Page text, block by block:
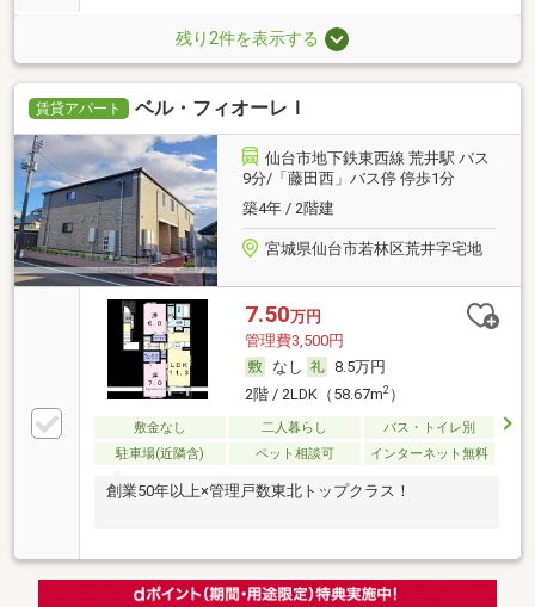
残り2件を表示する
賃貸アパート ベル・フィオーレＩ
仙台市地下鉄東西線 荒井駅 バス
9分/「藤田西」バス停 停歩1分
築4年 / 2階建
宮城県仙台市若林区荒井字宅地
7.50万円
管理費3,500円
なし
8.5万円
2階 / 2LDK（58.67m2）
敷金なし 二人暮らし
バス・トイレ別
駐車場(近隣含)
ペット相談可 インターネット無料
創業50年以上×管理戸数東北トップクラス！